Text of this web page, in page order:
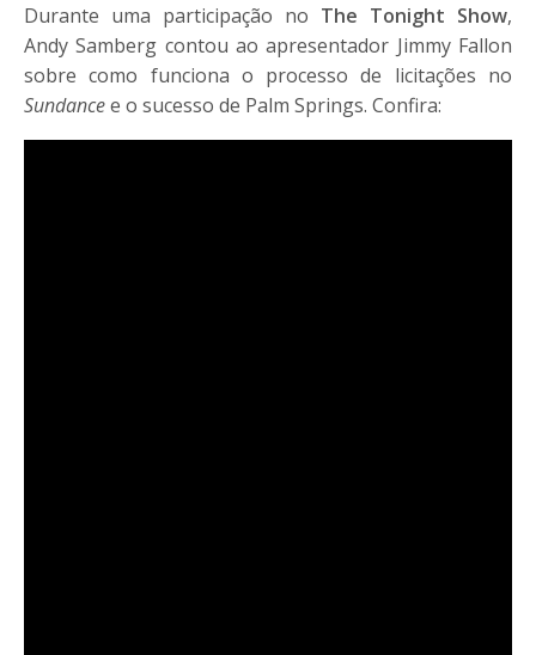
Durante uma participação no The Tonight Show,
Andy Samberg contou ao apresentador Jimmy Fallon
sobre como funciona o processo de licitações no
Sundancee o sucesso de Palm Springs. Confira: